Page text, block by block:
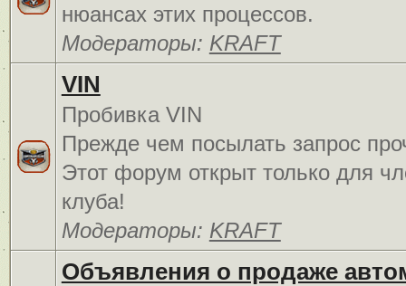
нюансах этих процессов.
Модераторы: KRAFT
VIN
Пробивка VIN
Прежде чем посылать запрос
Этот форум открыт только для
клуба!
Модераторы: KRAFT
Объявления о продаже